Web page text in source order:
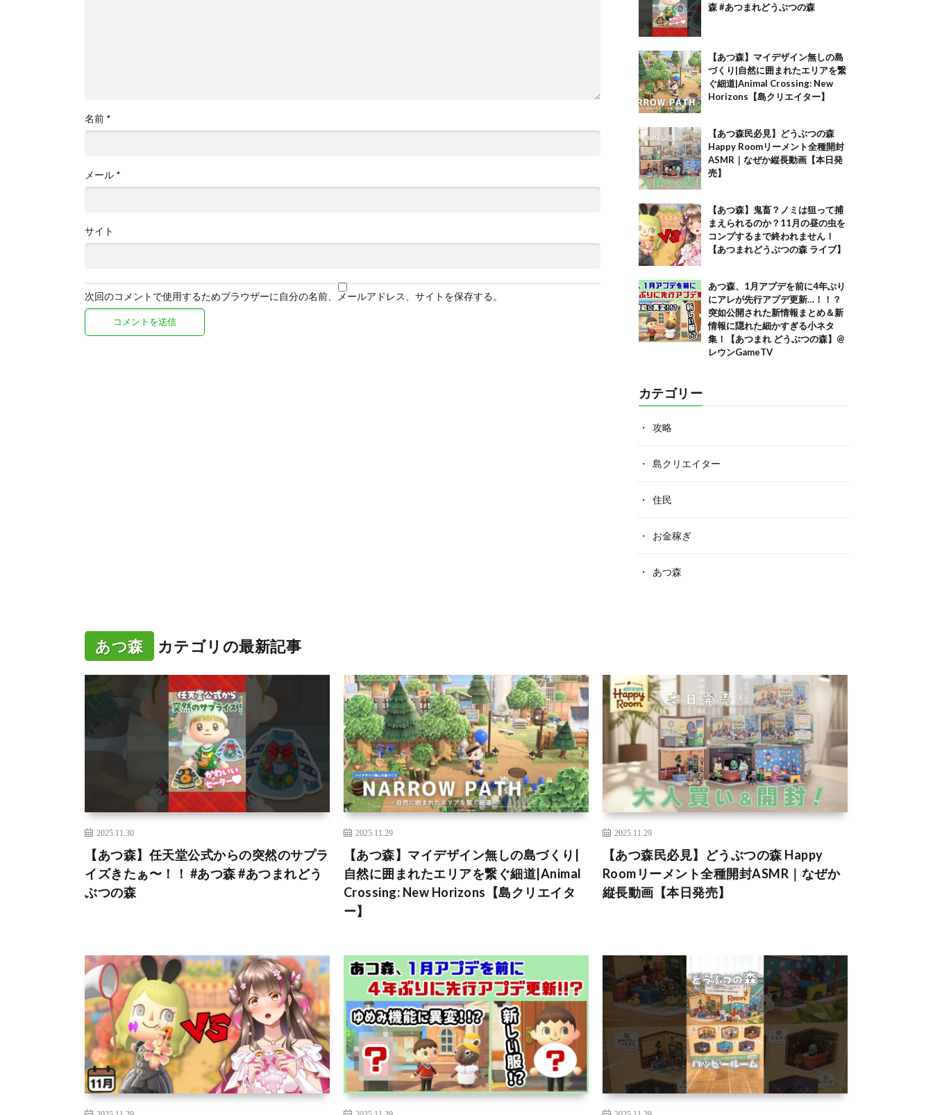
名前 *
メール *
サイト
次回のコメントで使用するためブラウザーに自分の名前、メールアドレス、サイトを保存する。
森 #あつまれどうぶつの森
【あつ森】マイデザイン無しの島
づくり|自然に囲まれたエリアを繋
ぐ細道|Animal Crossing: New
Horizons【島クリエイター】
【あつ森民必見】どうぶつの森
Happy Roomリーメント全種開封
ASMR｜なぜか縦長動画【本日発
売】
【あつ森】鬼畜？ノミは狙って捕
まえられるのか？11月の昼の虫を
コンプするまで終われません！
【あつまれどうぶつの森 ライブ】
あつ森、1月アプデを前に4年ぶり
にアレが先行アプデ更新…！！？
突如公開された新情報まとめ＆新
情報に隠れた細かすぎる小ネタ
集！【あつまれ どうぶつの森】@
レウンGameTV
カテゴリー
攻略
島クリエイター
住民
お金稼ぎ
あつ森
あつ森 カテゴリの最新記事
2025.11.30
【あつ森】任天堂公式からの突然のサプラ
イズきたぁ〜！！ #あつ森 #あつまれどう
ぶつの森
2025.11.29
【あつ森】マイデザイン無しの島づくり|
自然に囲まれたエリアを繋ぐ細道|Animal
Crossing: New Horizons【島クリエイタ
ー】
2025.11.29
【あつ森民必見】どうぶつの森 Happy
Roomリーメント全種開封ASMR｜なぜか
縦長動画【本日発売】